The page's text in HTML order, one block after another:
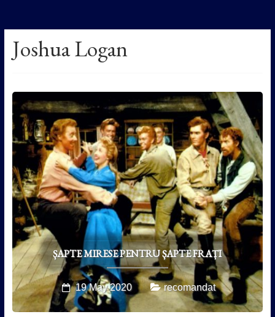
Joshua Logan
ȘAPTE MIRESE PENTRU ȘAPTE FRAȚI
19 May 2020 recomandat